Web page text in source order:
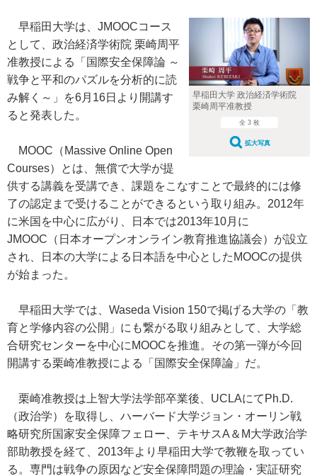
早稲田大学 政治経済学術院
栗崎周平准教授
全 3 枚
拡大写真
早稲田大学は、JMOOCコース
として、政治経済学術院 栗崎周平
准教授による「国際安全保障論 ～
戦争と平和のパズルを分析的に読
み解く～」を6月16日より開講す
ると発表した。
MOOC（Massive Online Open
Courses）とは、無償で大学が提
供する講義を受講でき、課題をこなすことで最終的には修
了の認定まで受けることができるという取り組み。2012年
に米国を中心に広がり、日本では2013年10月に
JMOOC（日本オープンオンライン教育推進協議会）が設立
され、日本の大学による日本語を中心としたMOOCの提供
が始まった。
早稲田大学では、Waseda Vision 150で掲げる大学の「教
育と学修内容の公開」にも繋がる取り組みとして、大学総
合研究センターを中心にMOOCを推進。その第一弾が今回
開講する栗崎准教授による「国際安全保障論」だ。
栗崎准教授は上智大学法学部卒業後、UCLAにてPh.D.
（政治学）を取得し、ハーバード大学ジョン・オーリン戦
略研究所国家安全保障フェロー、テキサスA＆M大学政治学
部助教授を経て、2013年より早稲田大学で教鞭を取ってい
る。専門は戦争の原因など安全保障問題の理論・実証研究